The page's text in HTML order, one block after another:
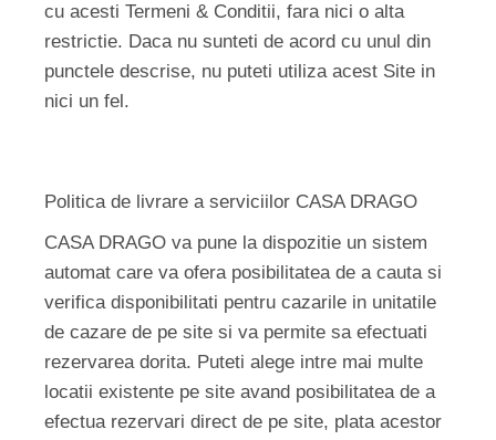
cu acesti Termeni & Conditii, fara nici o alta
restrictie. Daca nu sunteti de acord cu unul din
punctele descrise, nu puteti utiliza acest Site in
nici un fel.
Politica de livrare a serviciilor CASA DRAGO
CASA DRAGO va pune la dispozitie un sistem
automat care va ofera posibilitatea de a cauta si
verifica disponibilitati pentru cazarile in unitatile
de cazare de pe site si va permite sa efectuati
rezervarea dorita. Puteti alege intre mai multe
locatii existente pe site avand posibilitatea de a
efectua rezervari direct de pe site, plata acestor